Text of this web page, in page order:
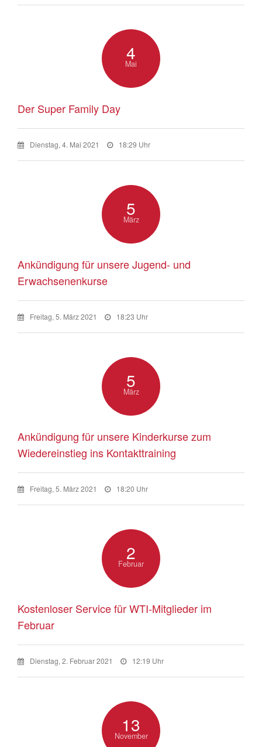
4
Mai
Der Super Family Day
Dienstag, 4. Mai 2021 18:29 Uhr
5
März
Ankündigung für unsere Jugend- und
Erwachsenenkurse
Freitag, 5. März 2021 18:23 Uhr
5
März
Ankündigung für unsere Kinderkurse zum
Wiedereinstieg ins Kontakttraining
Freitag, 5. März 2021 18:20 Uhr
2
Februar
Kostenloser Service für WTI-Mitglieder im
Februar
Dienstag, 2. Februar 2021 12:19 Uhr
13
November